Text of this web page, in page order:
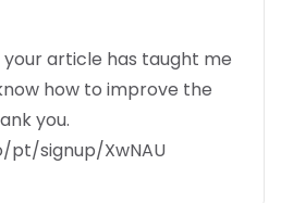
article has taught me
how to improve the
you.
pt/signup/XwNAU